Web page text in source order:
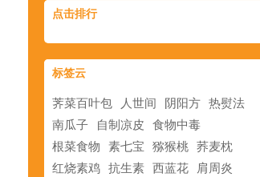
点击排行
标签云
荠菜百叶包 人世间 阴阳方 热熨法
南瓜子
自制凉皮
食物中毒
根菜食物
素七宝 猕猴桃 荞麦枕
红烧素鸡 抗生素 西蓝花
肩周炎